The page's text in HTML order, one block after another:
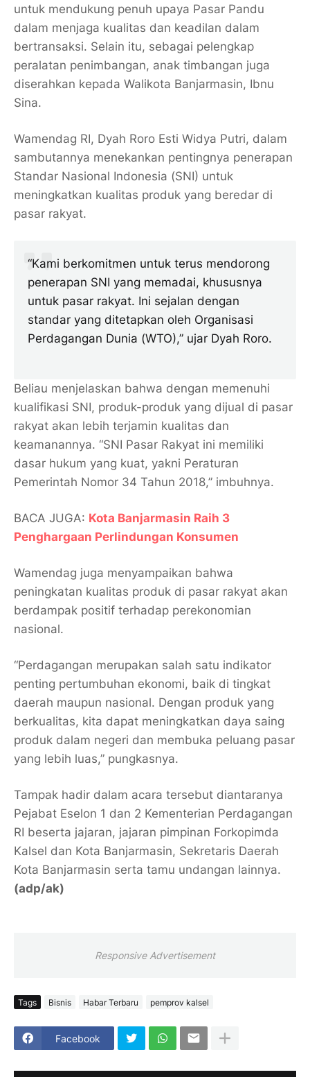
untuk mendukung penuh upaya Pasar Pandu
dalam menjaga kualitas dan keadilan dalam
bertransaksi. Selain itu, sebagai pelengkap
peralatan penimbangan, anak timbangan juga
diserahkan kepada Walikota Banjarmasin, Ibnu
Sina.
Wamendag RI, Dyah Roro Esti Widya Putri, dalam
sambutannya menekankan pentingnya penerapan
Standar Nasional Indonesia (SNI) untuk
meningkatkan kualitas produk yang beredar di
pasar rakyat.
“Kami berkomitmen untuk terus mendorong
penerapan SNI yang memadai, khususnya
untuk pasar rakyat. Ini sejalan dengan
standar yang ditetapkan oleh Organisasi
Perdagangan Dunia (WTO),” ujar Dyah Roro.
Beliau menjelaskan bahwa dengan memenuhi
kualifikasi SNI, produk-produk yang dijual di pasar
rakyat akan lebih terjamin kualitas dan
keamanannya. “SNI Pasar Rakyat ini memiliki
dasar hukum yang kuat, yakni Peraturan
Pemerintah Nomor 34 Tahun 2018,” imbuhnya.
BACA JUGA: Kota Banjarmasin Raih 3
Penghargaan Perlindungan Konsumen
Wamendag juga menyampaikan bahwa
peningkatan kualitas produk di pasar rakyat akan
berdampak positif terhadap perekonomian
nasional.
“Perdagangan merupakan salah satu indikator
penting pertumbuhan ekonomi, baik di tingkat
daerah maupun nasional. Dengan produk yang
berkualitas, kita dapat meningkatkan daya saing
produk dalam negeri dan membuka peluang pasar
yang lebih luas,” pungkasnya.
Tampak hadir dalam acara tersebut diantaranya
Pejabat Eselon 1 dan 2 Kementerian Perdagangan
RI beserta jajaran, jajaran pimpinan Forkopimda
Kalsel dan Kota Banjarmasin, Sekretaris Daerah
Kota Banjarmasin serta tamu undangan lainnya.
(adp/ak)
Responsive Advertisement
Tags Bisnis Habar Terbaru pemprov kalsel
Facebook